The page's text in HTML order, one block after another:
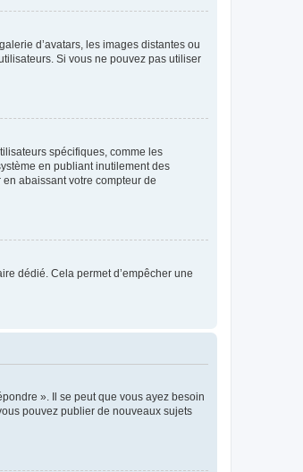
d’avatars, les images distantes ou
Si vous ne pouvez pas utiliser
spécifiques, comme les
en publiant inutilement des
abaissant votre compteur de
dédié. Cela permet d’empêcher une
». Il se peut que vous ayez besoin
pouvez publier de nouveaux sujets